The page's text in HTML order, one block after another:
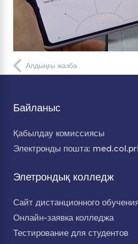
Алдыңғы жазба
Байланыс
Қабылдау комиссиясы
Электронды пошта:
Элетрондық колледж
Сайт дистанционного
Онлайн-заявка колледжа
Тестирование для студентов